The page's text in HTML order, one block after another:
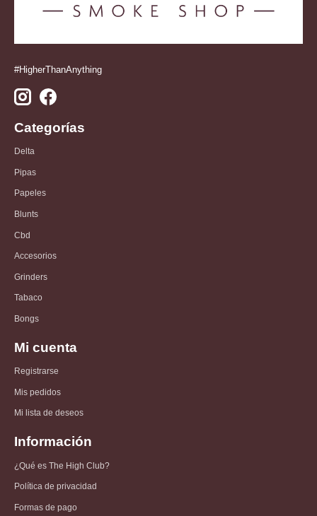
#HigherThanAnything
Categorías
Delta
Pipas
Papeles
Blunts
Cbd
Accesorios
Grinders
Tabaco
Bongs
Mi cuenta
Registrarse
Mis pedidos
Mi lista de deseos
Información
¿Qué es The High Club?
Política de privacidad
Formas de pago